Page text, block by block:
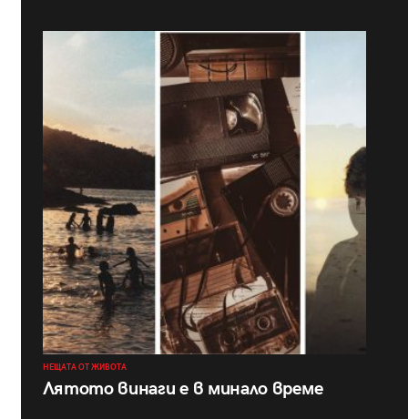
НЕЩАТА ОТ ЖИВОТА
Лятото винаги е в минало време